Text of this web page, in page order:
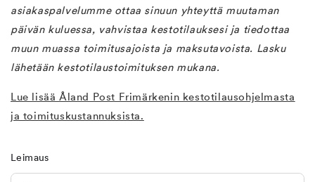
asiakaspalvelumme ottaa sinuun yhteyttä muutaman
päivän kuluessa, vahvistaa kestotilauksesi ja tiedottaa
muun muassa toimitusajoista ja maksutavoista. Lasku
lähetään kestotilaustoimituksen mukana.
Lue lisää Åland Post Frimärkenin kestotilausohjelmasta
ja toimituskustannuksista.
Leimaus